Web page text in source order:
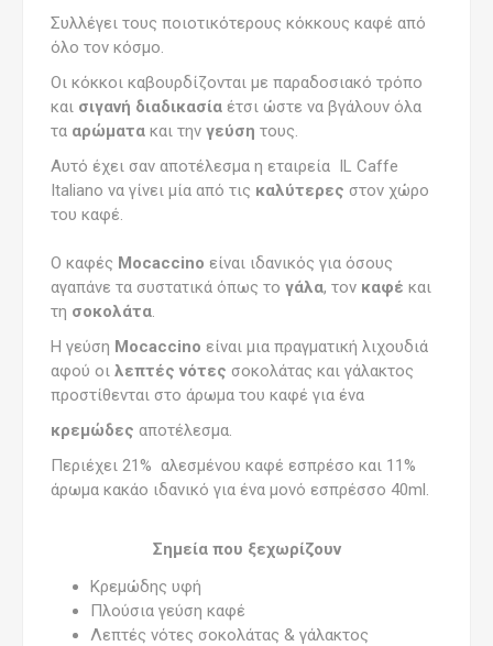
Συλλέγει τους ποιοτικότερους κόκκους καφέ από
όλο τον κόσμο.
Οι κόκκοι καβουρδίζονται με παραδοσιακό τρόπο
και σιγανή διαδικασία έτσι ώστε να βγάλουν όλα
τα αρώματα και την γεύση τους.
Αυτό έχει σαν αποτέλεσμα η εταιρεία IL Caffe
Italiano να γίνει μία από τις καλύτερες στον χώρο
του καφέ.
Ο καφές Mocaccino είναι ιδανικός για όσους
αγαπάνε τα συστατικά όπως το γάλα, τον καφέ και
τη σοκολάτα.
Η γεύση Mocaccino είναι μια πραγματική λιχουδιά
αφού οι λεπτές νότες σοκολάτας και γάλακτος
προστίθενται στο άρωμα του καφέ για ένα
κρεμώδες αποτέλεσμα.
Περιέχει 21% αλεσμένου καφέ εσπρέσο και 11%
άρωμα κακάο ιδανικό για ένα μονό εσπρέσσο 40ml.
Σημεία που ξεχωρίζουν
Κρεμώδης υφή
Πλούσια γεύση καφέ
Λεπτές νότες σοκολάτας & γάλακτος